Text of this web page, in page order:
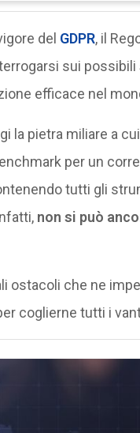
del GDPR, il
sui possibili
efficace nel
la pietra miliare a
per un
tutti gli
non si può
ostacoli che ne
coglierne tutti i